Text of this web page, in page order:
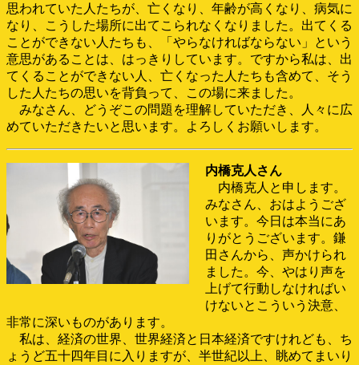
思われていた人たちが、亡くなり、年齢が高くなり、病気に
なり、こうした場所に出てこられなくなりました。出てくる
ことができない人たちも、「やらなければならない」という
意思があることは、はっきりしています。ですから私は、出
てくることができない人、亡くなった人たちも含めて、そう
した人たちの思いを背負って、この場に来ました。
みなさん、どうぞこの問題を理解していただき、人々に広
めていただきたいと思います。よろしくお願いします。
内橋克人さん
内橋克人と申します。
みなさん、おはようござ
います。今日は本当にあ
りがとうございます。鎌
田さんから、声かけられ
ました。今、やはり声を
上げて行動しなければい
けないとこういう決意、
非常に深いものがあります。
私は、経済の世界、世界経済と日本経済ですけれども、ち
ょうど五十四年目に入りますが、半世紀以上、眺めてまいり